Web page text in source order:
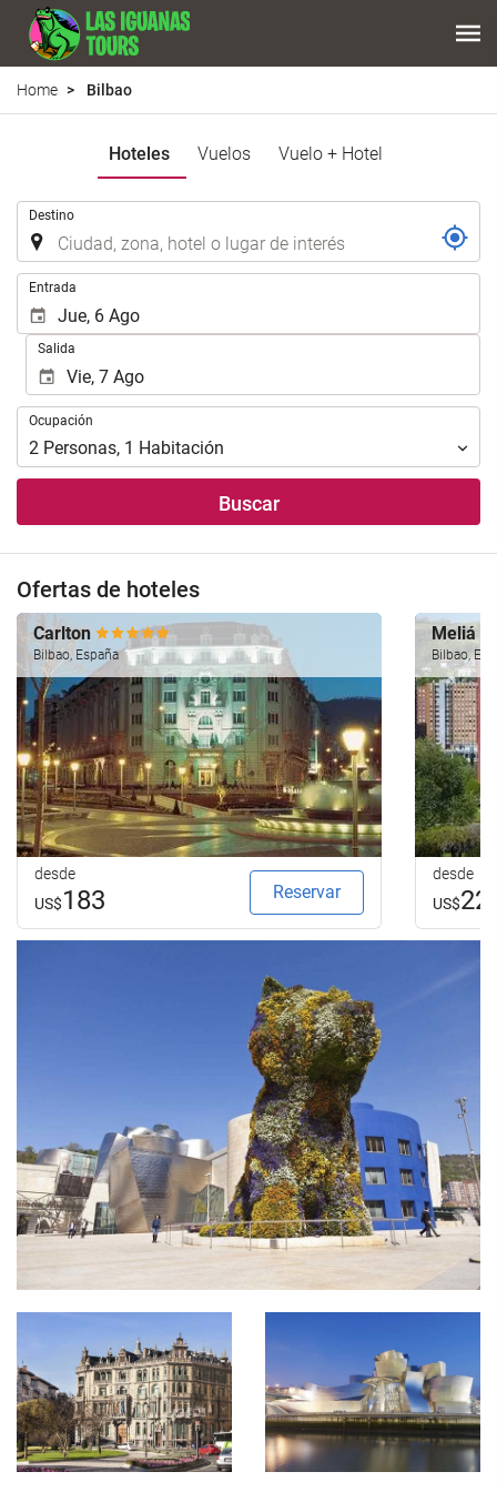
Home Bilbao
Hoteles Vuelos Vuelo + Hotel
Introduzca
lugar
de
destino
en
que
realizar
búsqueda
de
Destino
Introduzca
las
fechas
inicio
fin
para
realizar
hotel.
Entrada
Salida
Ocupación
Ocupación
2 Personas, 1 Habitación
Buscar
Ofertas de hoteles
Carlton
Bilbao, España
desde
US$183 Reservar
Meliá
Bilbao,
desde
US$